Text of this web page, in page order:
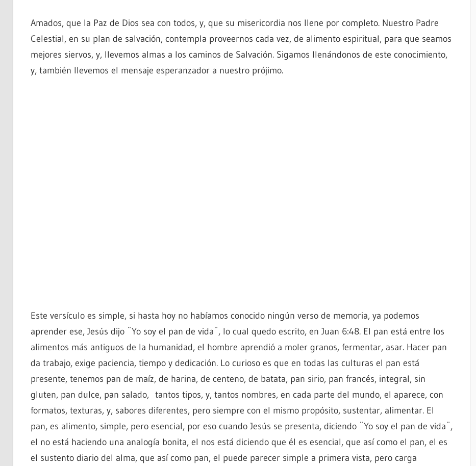
Amados, que la Paz de Dios sea con todos, y, que su misericordia nos llene por completo. Nuestro Padre
Celestial, en su plan de salvación, contempla proveernos cada vez, de alimento espiritual, para que seamos
mejores siervos, y, llevemos almas a los caminos de Salvación. Sigamos llenándonos de este conocimiento,
y, también llevemos el mensaje esperanzador a nuestro prójimo.
Este versículo es simple, si hasta hoy no habíamos conocido ningún verso de memoria, ya podemos
aprender ese, Jesús dijo ¨Yo soy el pan de vida¨, lo cual quedo escrito, en Juan 6:48. El pan está entre los
alimentos más antiguos de la humanidad, el hombre aprendió a moler granos, fermentar, asar. Hacer pan
da trabajo, exige paciencia, tiempo y dedicación. Lo curioso es que en todas las culturas el pan está
presente, tenemos pan de maíz, de harina, de centeno, de batata, pan sirio, pan francés, integral, sin
gluten, pan dulce, pan salado, tantos tipos, y, tantos nombres, en cada parte del mundo, el aparece, con
formatos, texturas, y, sabores diferentes, pero siempre con el mismo propósito, sustentar, alimentar. El
pan, es alimento, simple, pero esencial, por eso cuando Jesús se presenta, diciendo ¨Yo soy el pan de vida¨,
el no está haciendo una analogía bonita, el nos está diciendo que él es esencial, que así como el pan, el es
el sustento diario del alma, que así como pan, el puede parecer simple a primera vista, pero carga